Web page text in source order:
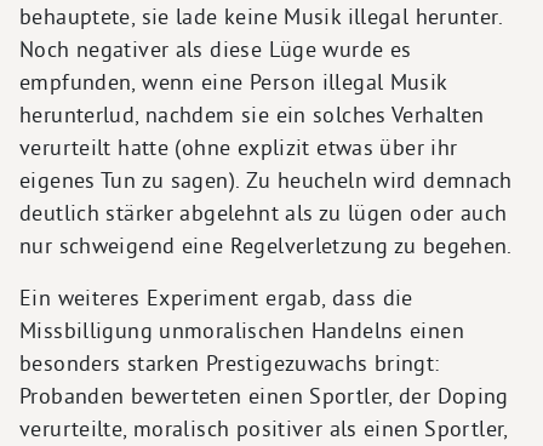
behauptete, sie lade keine Musik illegal herunter.
Noch negativer als diese Lüge wurde es
empfunden, wenn eine Person illegal Musik
herunterlud, nachdem sie ein solches Verhalten
verurteilt hatte (ohne explizit etwas über ihr
eigenes Tun zu sagen). Zu heucheln wird demnach
deutlich stärker abgelehnt als zu lügen oder auch
nur schweigend eine Regelverletzung zu begehen.
Ein weiteres Experiment ergab, dass die
Missbilligung unmoralischen Handelns einen
besonders starken Prestigezuwachs bringt:
Probanden bewerteten einen Sportler, der Doping
verurteilte, moralisch positiver als einen Sportler,